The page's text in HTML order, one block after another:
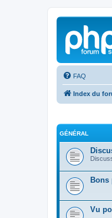
FAQ
Index du
GÉNÉRAL
Bons
Vu